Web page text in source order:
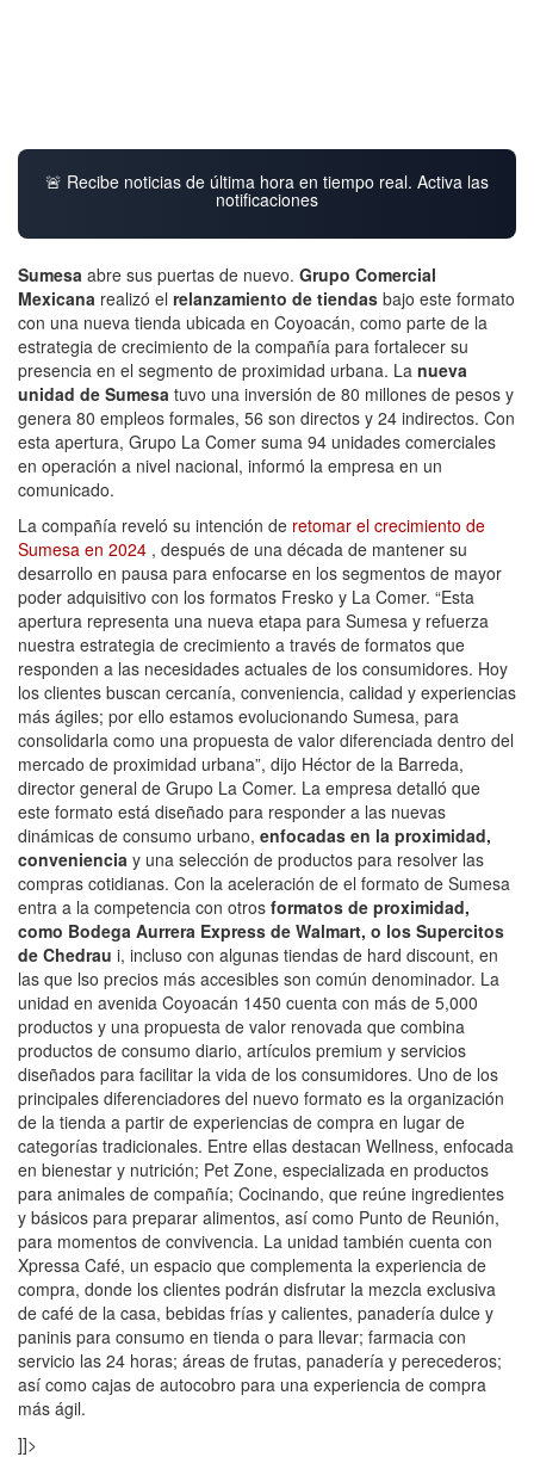
🚨 Recibe noticias de última hora en tiempo real. Activa las
notificaciones
Sumesa abre sus puertas de nuevo. Grupo Comercial
Mexicana realizó el relanzamiento de tiendas bajo este formato
con una nueva tienda ubicada en Coyoacán, como parte de la
estrategia de crecimiento de la compañía para fortalecer su
presencia en el segmento de proximidad urbana. La nueva
unidad de Sumesa tuvo una inversión de 80 millones de pesos y
genera 80 empleos formales, 56 son directos y 24 indirectos. Con
esta apertura, Grupo La Comer suma 94 unidades comerciales
en operación a nivel nacional, informó la empresa en un
comunicado.
La compañía reveló su intención de retomar el crecimiento de
Sumesa en 2024 , después de una década de mantener su
desarrollo en pausa para enfocarse en los segmentos de mayor
poder adquisitivo con los formatos Fresko y La Comer. “Esta
apertura representa una nueva etapa para Sumesa y refuerza
nuestra estrategia de crecimiento a través de formatos que
responden a las necesidades actuales de los consumidores. Hoy
los clientes buscan cercanía, conveniencia, calidad y experiencias
más ágiles; por ello estamos evolucionando Sumesa, para
consolidarla como una propuesta de valor diferenciada dentro del
mercado de proximidad urbana”, dijo Héctor de la Barreda,
director general de Grupo La Comer. La empresa detalló que
este formato está diseñado para responder a las nuevas
dinámicas de consumo urbano, enfocadas en la proximidad,
conveniencia y una selección de productos para resolver las
compras cotidianas. Con la aceleración de el formato de Sumesa
entra a la competencia con otros formatos de proximidad,
como Bodega Aurrera Express de Walmart, o los Supercitos
de Chedrau i, incluso con algunas tiendas de hard discount, en
las que lso precios más accesibles son común denominador. La
unidad en avenida Coyoacán 1450 cuenta con más de 5,000
productos y una propuesta de valor renovada que combina
productos de consumo diario, artículos premium y servicios
diseñados para facilitar la vida de los consumidores. Uno de los
principales diferenciadores del nuevo formato es la organización
de la tienda a partir de experiencias de compra en lugar de
categorías tradicionales. Entre ellas destacan Wellness, enfocada
en bienestar y nutrición; Pet Zone, especializada en productos
para animales de compañía; Cocinando, que reúne ingredientes
y básicos para preparar alimentos, así como Punto de Reunión,
para momentos de convivencia. La unidad también cuenta con
Xpressa Café, un espacio que complementa la experiencia de
compra, donde los clientes podrán disfrutar la mezcla exclusiva
de café de la casa, bebidas frías y calientes, panadería dulce y
paninis para consumo en tienda o para llevar; farmacia con
servicio las 24 horas; áreas de frutas, panadería y perecederos;
así como cajas de autocobro para una experiencia de compra
más ágil.
]]>